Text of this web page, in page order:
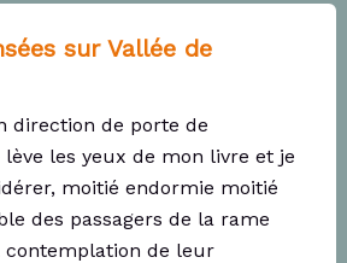
sur Vallée de
direction de porte de
les yeux de mon livre et je
moitié endormie moitié
des passagers de la rame
contemplation de leur